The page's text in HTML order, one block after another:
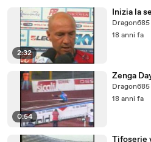
2:32
Inizia la
Dragon685
18 anni fa
0:54
Zenga
Dragon685
18 anni fa
Tifoserie